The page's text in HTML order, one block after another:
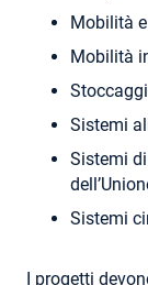
Mobilità
Mobilità
Sistemi
Sistemi
Sistemi
I progetti